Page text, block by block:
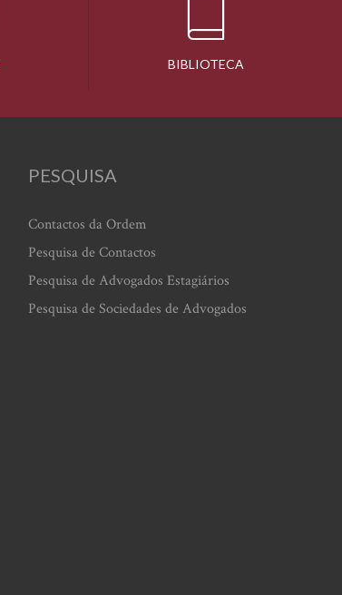
BIBLIOTECA
PESQUISA
Contactos da Ordem
Pesquisa de Contactos
Pesquisa de Advogados Estagiários
Pesquisa de Sociedades de Advogados